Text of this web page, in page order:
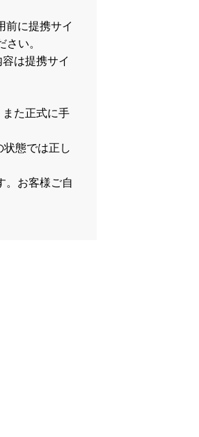
前に提携サイ
い。
は提携サイ
た正式に手
態では正し
。お客様ご自